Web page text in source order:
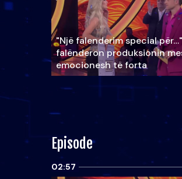
"Një falenderim special
falënderon produksionin
emocionesh të forta
Episode
02:57